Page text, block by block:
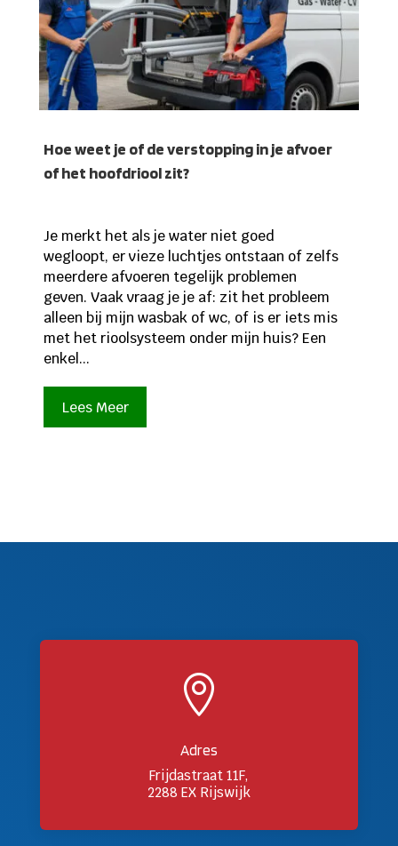
Hoe weet je of de verstopping in je afvoer
of het hoofdriool zit?
Je merkt het als je water niet goed
wegloopt, er vieze luchtjes ontstaan of zelfs
meerdere afvoeren tegelijk problemen
geven. Vaak vraag je je af: zit het probleem
alleen bij mijn wasbak of wc, of is er iets mis
met het rioolsysteem onder mijn huis? Een
enkel...
Lees Meer

Adres
Frijdastraat 11F,
2288 EX Rijswijk